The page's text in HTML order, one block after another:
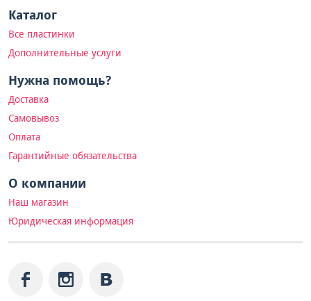
Каталог
Все пластинки
Дополнительные услуги
Нужна помощь?
Доставка
Самовывоз
Оплата
Гарантийные обязательства
О компании
Наш магазин
Юридическая информация